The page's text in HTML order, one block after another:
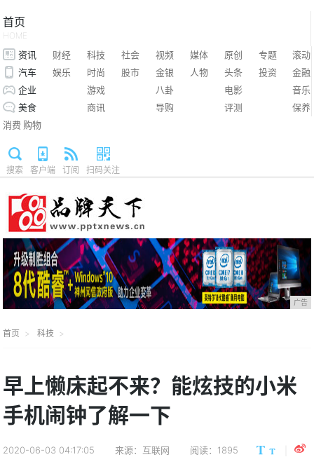
首页
HOME
资讯 财经 科技 社会 视频 媒体 原创 专题
滚动
汽车
娱乐 时尚 股市 金银 人物 头条 投资
金融
企业
游戏 八卦 电影
音乐
美食
商讯 导购 评测
保养
消费 购物
搜索 客户端 订阅 扫码关注
广告
首页 科技
早上懒床起不来？能炫技的小米
手机闹钟了解一下
2020-06-03 04:17:05 来源：互联网 阅读：1895